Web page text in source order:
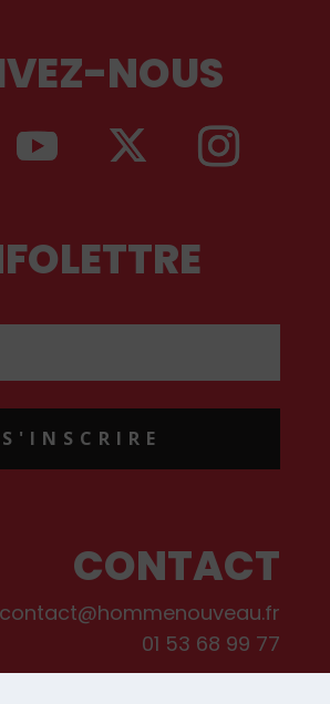
NOUS
S'INSCRIRE
CONTACT
contact@hommenouveau.fr
01 53 68 99 77